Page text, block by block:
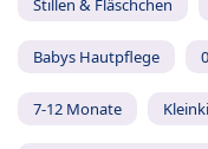
Stillen & Fläschchen
Babys Hautpflege
7-12 Monate